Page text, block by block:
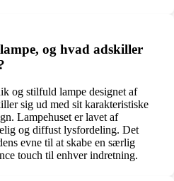
og hvad adskiller
og stilfuld lampe designet af
sig ud med sit karakteristiske
Lampehuset er lavet af
og diffust lysfordeling. Det
evne til at skabe en særlig
touch til enhver indretning.